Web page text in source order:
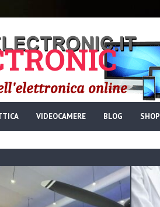
VIDEOCAMERE BLOG SHOP